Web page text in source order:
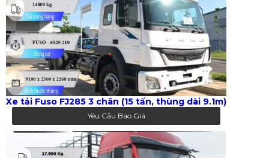
Xe tải Fuso FJ285 3 chân (15 tấn, thùng dài 9.1m)
Yêu Cầu Báo Giá